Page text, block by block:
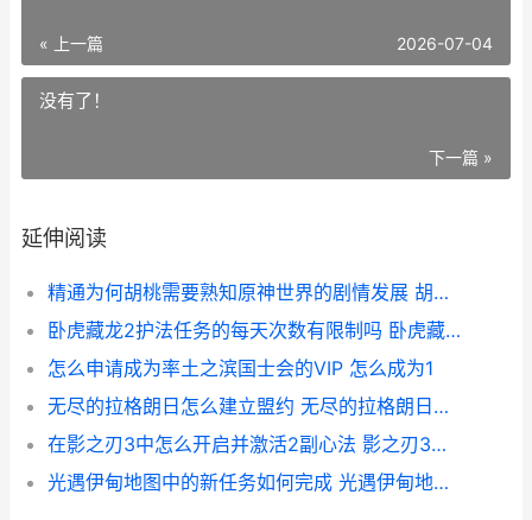
« 上一篇 2026-07-04
没有了！
下一篇 »
延伸阅读
精通为何胡桃需要熟知原神世界的剧情发展 胡桃精通多少
卧虎藏龙2护法任务的每天次数有限制吗 卧虎藏龙2坑吗
怎么申请成为率土之滨国士会的VIP 怎么成为1
无尽的拉格朗日怎么建立盟约 无尽的拉格朗日官网
在影之刃3中怎么开启并激活2副心法 影之刃3教学
光遇伊甸地图中的新任务如何完成 光遇伊甸地形图